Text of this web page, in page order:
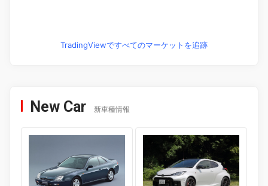
TradingViewですべてのマーケットを追跡
New Car 新車種情報